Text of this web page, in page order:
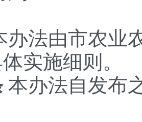
法由市农业
实施细则。
本办法自发布